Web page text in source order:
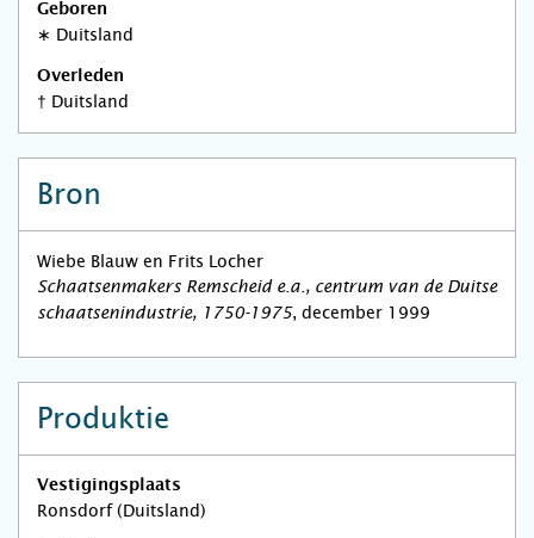
Geboren
∗ Duitsland
Overleden
† Duitsland
Bron
Wiebe Blauw en Frits Locher
Schaatsenmakers Remscheid e.a., centrum van de Duitse
schaatsenindustrie, 1750-1975, december 1999
Produktie
Vestigingsplaats
Ronsdorf (Duitsland)